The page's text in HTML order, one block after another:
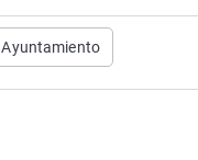
Ayuntamiento